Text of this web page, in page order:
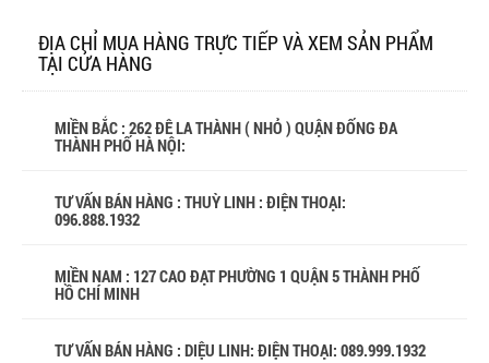
ĐỊA CHỈ MUA HÀNG TRỰC TIẾP VÀ XEM SẢN PHẨM
TẠI CỬA HÀNG
MIỀN BẮC : 262 ĐÊ LA THÀNH ( NHỎ ) QUẬN ĐỐNG ĐA
THÀNH PHỐ HÀ NỘI:
TƯ VẤN BÁN HÀNG : THUỲ LINH : ĐIỆN THOẠI:
096.888.1932
MIỀN NAM : 127 CAO ĐẠT PHƯỜNG 1 QUẬN 5 THÀNH PHỐ
HỒ CHÍ MINH
TƯ VẤN BÁN HÀNG : DIỆU LINH: ĐIỆN THOẠI: 089.999.1932